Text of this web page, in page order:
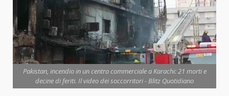
Pakistan, incendio in un centro commerciale a Karachi: 21 morti e
decine di feriti. Il video dei soccorritori - Blitz Quotidiano